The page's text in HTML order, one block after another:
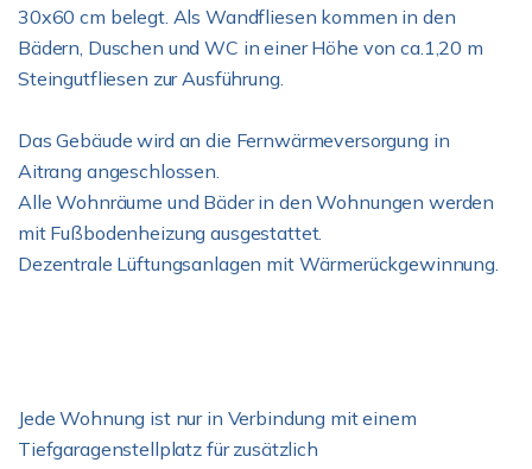
30x60 cm belegt. Als Wandfliesen kommen in den
Bädern, Duschen und WC in einer Höhe von ca.1,20 m
Steingutfliesen zur Ausführung.
Das Gebäude wird an die Fernwärmeversorgung in
Aitrang angeschlossen.
Alle Wohnräume und Bäder in den Wohnungen werden
mit Fußbodenheizung ausgestattet.
Dezentrale Lüftungsanlagen mit Wärmerückgewinnung.
Jede Wohnung ist nur in Verbindung mit einem
Tiefgaragenstellplatz für zusätzlich